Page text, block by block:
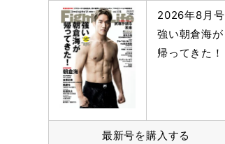
2026年8月号
強い朝倉海が
帰ってきた！
最新号を購入する